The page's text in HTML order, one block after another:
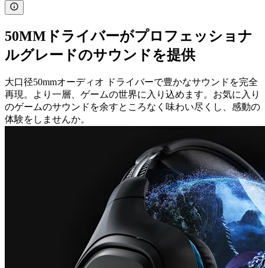
50MMドライバーがプロフェッショナ
ルグレードのサウンドを提供
大口径50mmオーディオ ドライバーで豊かなサウンドを完全
再現。より一層、ゲームの世界に入り込めます。お気に入り
のゲームのサウンドを余すところなく味わい尽くし、感動の
体験をしませんか。